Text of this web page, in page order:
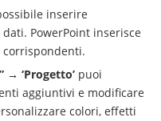
inserire
PowerPoint inserisce
→ ‘Progetto’ puoi
aggiuntivi e modificare
colori, effetti